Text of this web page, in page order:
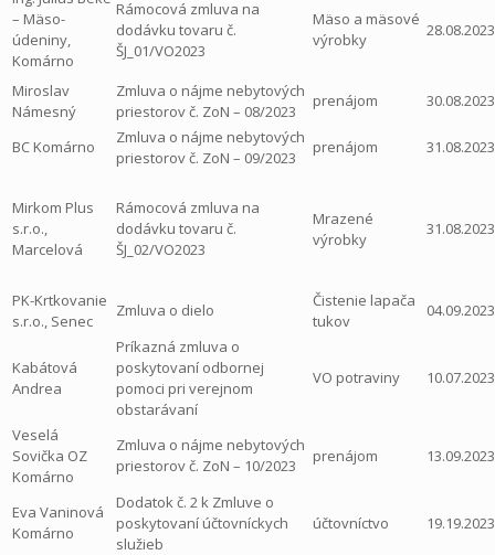
– Mäso-
údeniny,
Komárno
Rámocová zmluva na
dodávku tovaru č.
ŠJ_01/VO2023
Mäso a mäsové
výrobky
28.08.2023
Miroslav
Námesný
Zmluva o nájme nebytových
priestorov č. ZoN – 08/2023
prenájom 30.08.2023
BC Komárno
Zmluva o nájme nebytových
priestorov č. ZoN – 09/2023
prenájom 31.08.2023
Mirkom Plus
s.r.o.,
Marcelová
Rámocová zmluva na
dodávku tovaru č.
ŠJ_02/VO2023
Mrazené
výrobky
31.08.2023
PK-Krtkovanie
s.r.o., Senec
Zmluva o dielo
Čistenie lapača
tukov
04.09.2023
Kabátová
Andrea
Príkazná zmluva o
poskytovaní odbornej
pomoci pri verejnom
obstarávaní
VO potraviny 10.07.2023
Veselá
Sovička OZ
Komárno
Zmluva o nájme nebytových
priestorov č. ZoN – 10/2023
prenájom 13.09.2023
Eva Vaninová
Komárno
Dodatok č. 2 k Zmluve o
poskytovaní účtovníckych
služieb
účtovníctvo 19.19.2023